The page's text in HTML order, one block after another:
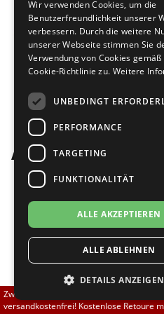
Brautschuhe
Sneaker
Übergrößen 43-44
Flexerinas
Merlet
Nueva Epoca
RayRose
Rummos
Rumpf
TopTanz
Bilder
Aufrauhbürste
4.76 (84
8,00
[inkl. 19% MwSt
Größe nicht
Sofort lieferbar.
Zwischen 70,00 EUR und 800,00 EUR
versandkostenfrei! Kostenlose Retoure
Wir verwenden Cookies, um die
Benutzerfreundlichkeit unserer
verbessern. Durch die weitere
unserer Webseite stimmen Sie
Verwendung von Cookies
Cookie-Richtlinie zu. Weitere
UNBEDINGT
PERFORMANCE
TARGETING
FUNKTIONALITÄT
ALLE AKZEPTIEREN
ALLE ABLEHNEN
DETAILS ANZEIGEN